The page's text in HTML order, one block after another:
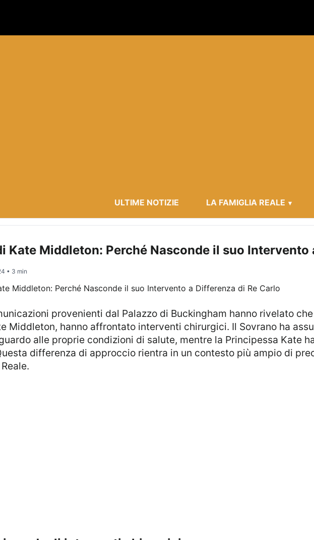
ULTIME NOTIZIE LA FAMIGLIA REALE
Kate Middleton: Perché Nasconde il suo Intervento
• 3 min
Middleton, hanno affrontato interventi chirurgici. Il Sovrano ha
alle proprie condizioni di salute, mentre la Principessa Kate
differenza di approccio rientra in un contesto più ampio di